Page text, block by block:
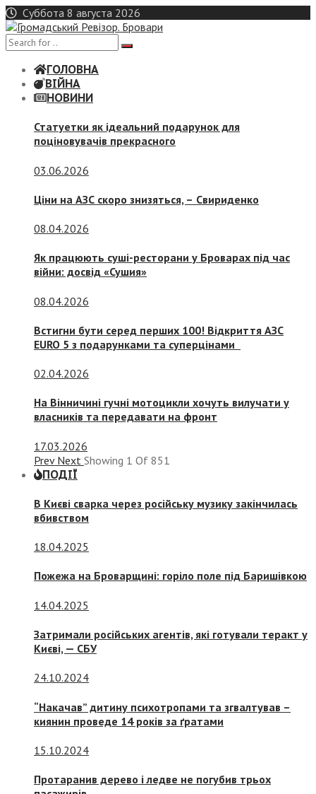
Skip
to
content
Суббота 8 августа 2026
ГОЛОВНА
ВІЙНА
НОВИНИ
Статуетки як ідеальний подарунок для
поціновувачів прекрасного
03.06.2026
Ціни на АЗС скоро знизяться, – Свириденко
08.04.2026
Як працюють суші-ресторани у Броварах під час
війни: досвід «Сушия»
08.04.2026
Встигни бути серед перших 100! Відкриття АЗС
EURO 5 з подарунками та суперцінами
02.04.2026
На Вінничині гучні мотоцикли хочуть вилучати у
власників та передавати на фронт
17.03.2026
Prev Next Showing 1 Of 851
ПОДІЇ
В Києві сварка через російську музику закінчилась
вбивством
18.04.2025
Пожежа на Броварщині: горіло поле під Баришівкою
14.04.2025
Затримали російських агентів, які готували теракт у
Києві, — СБУ
24.10.2024
“Накачав” дитину психотропами та згвалтував –
киянин проведе 14 років за ґратами
15.10.2024
Протаранив дерево і ледве не погубив трьох